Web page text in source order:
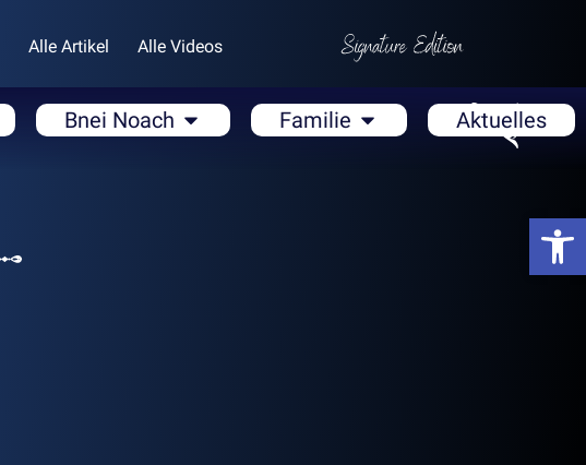
Alle Artikel Alle Videos
Bnei Noach Familie Aktuelles